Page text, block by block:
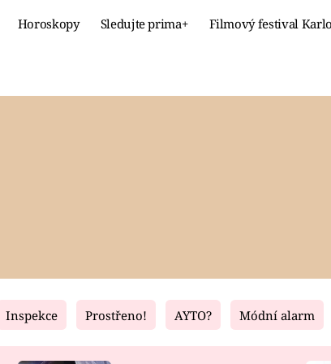
Horoskopy Sledujte prima+ Filmový festival
Fresh Living
Inspekce Prostřeno! AYTO? Módní alarm